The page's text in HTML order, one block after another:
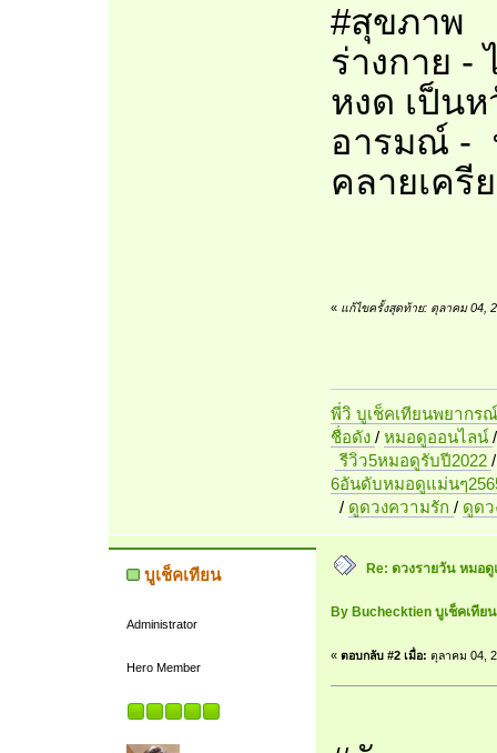
#สุขภาพ
ร่างกาย -
หงด เป็น
อารมณ์ -
คลายเครี
« แก้ไขครั้งสุดท้าย: ตุลาคม 04,
พี่วิ บูเช็คเทียนพยากร
ชื่อดัง / หมอดูออนไลน์
รีวิว5หมอดูรับปี2022
6อันดับหมอดูแม่นๆ
/ ดูดวงความรัก / ดูด
บูเช็คเทียน
Administrator
Hero Member
Re: ดวงรายวัน หมอ
By Buchecktien บูเช็คเที
« ตอบกลับ #2 เมื่อ: ตุลาคม 04,